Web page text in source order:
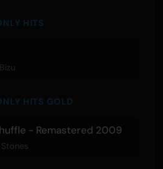
HITS
HITS GOLD
- Remastered 2009